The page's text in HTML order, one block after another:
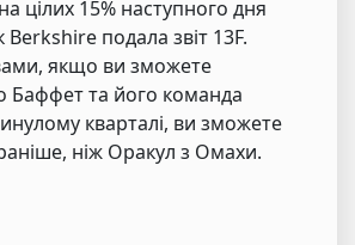
цілих 15% наступного дня
Berkshire подала звіт 13F.
якщо ви зможете
Баффет та його команда
кварталі, ви зможете
ніж Оракул з Омахи.